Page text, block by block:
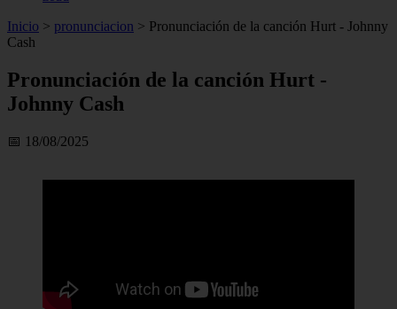
Inicio > pronunciacion > Pronunciación de la canción Hurt - Johnny
Cash
Pronunciación de la canción Hurt -
Johnny Cash
📅 18/08/2025